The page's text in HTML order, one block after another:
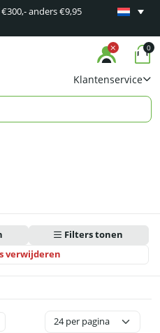
anders €9,95
Minimaal
Klantenservice
0
verwijderen
Filters tonen